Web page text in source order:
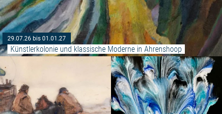
29.07.26 bis 01.01.27
Künstlerkolonie und klassische Moderne in Ahrenshoop
Weiterlesen: "Künstlerkolonie